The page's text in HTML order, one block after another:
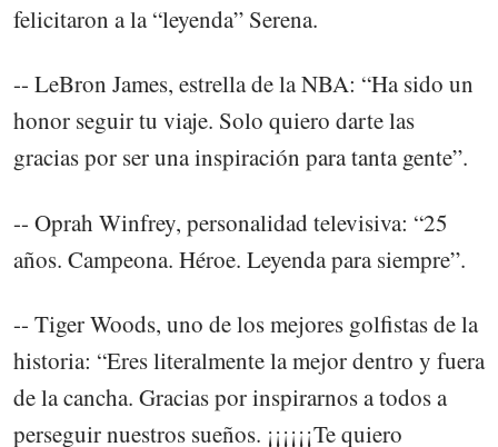
felicitaron a la “leyenda” Serena.
-- LeBron James, estrella de la NBA: “Ha sido un
honor seguir tu viaje. Solo quiero darte las
gracias por ser una inspiración para tanta gente”.
-- Oprah Winfrey, personalidad televisiva: “25
años. Campeona. Héroe. Leyenda para siempre”.
-- Tiger Woods, uno de los mejores golfistas de la
historia: “Eres literalmente la mejor dentro y fuera
de la cancha. Gracias por inspirarnos a todos a
perseguir nuestros sueños. ¡¡¡¡¡¡Te quiero